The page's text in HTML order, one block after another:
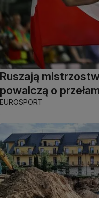
Ruszają
powalczą o
EUROSPORT